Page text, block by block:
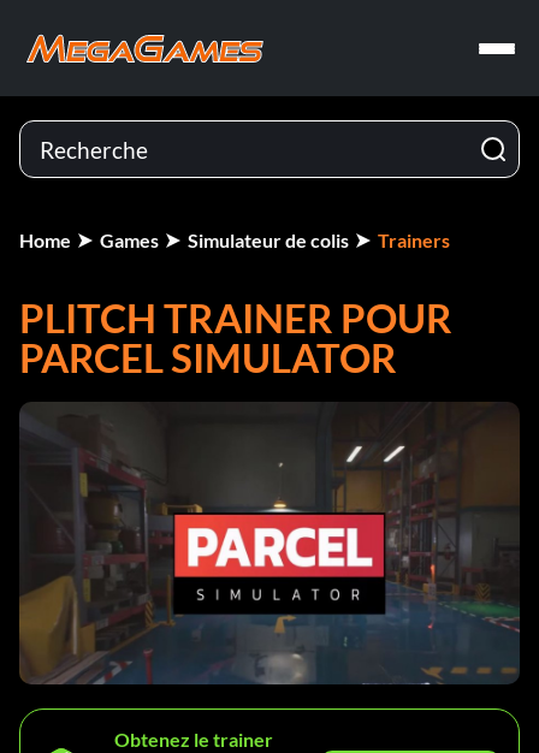
Home Games Simulateur de colis Trainers
PLITCH TRAINER POUR
PARCEL SIMULATOR
Obtenez le trainer